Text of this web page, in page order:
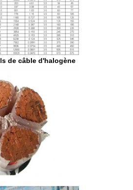
de câble d'halogène